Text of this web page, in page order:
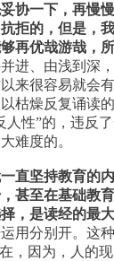
协一下，再慢
拒的，但是，
再优哉游哉，
进、由浅到深
来很容易就会
枯燥反复诵读
人性”的，违反
难度的。
直坚持教育的
甚至在基础教
，是读经的最大
用分别开。这
，因为，人的